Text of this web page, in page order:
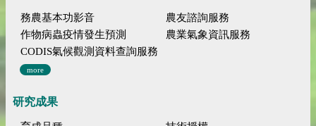
務農基本功影音
農友諮詢服務
作物病蟲疫情發生預測
農業氣象資訊服務
CODIS氣候觀測資料查詢服務
more
研究成果